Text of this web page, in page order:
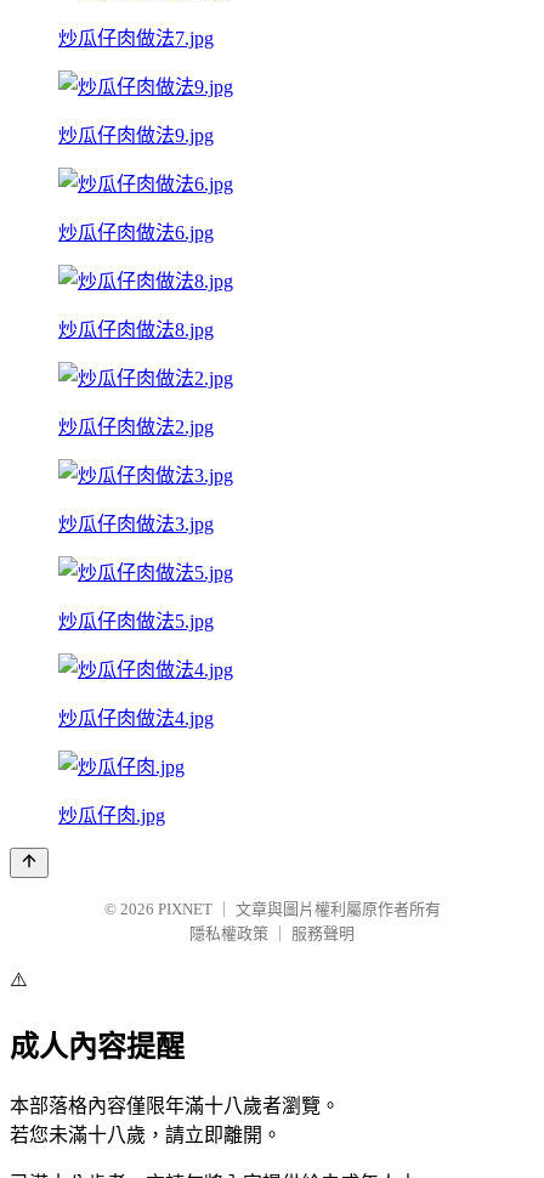
炒瓜仔肉做法7.jpg
炒瓜仔肉做法9.jpg
炒瓜仔肉做法6.jpg
炒瓜仔肉做法8.jpg
炒瓜仔肉做法2.jpg
炒瓜仔肉做法3.jpg
炒瓜仔肉做法5.jpg
炒瓜仔肉做法4.jpg
炒瓜仔肉.jpg
© 2026 PIXNET
文章與圖片權利屬原作者所有
隱私權政策
服務聲明
⚠️
成人內容提醒
本部落格內容僅限年滿十八歲者瀏覽。
若您未滿十八歲，請立即離開。